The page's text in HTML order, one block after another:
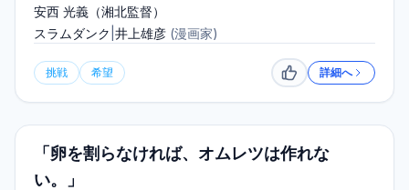
安西 光義（湘北監督）
スラムダンク 井上雄彦 (漫画家)
挑戦 希望 いいね詳細へ
「卵を割らなければ、オムレツは作れな
い。」